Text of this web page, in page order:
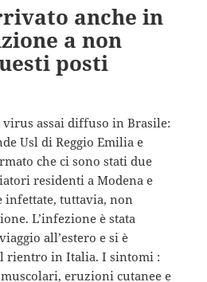
anche in
a non
posti
assai diffuso in Brasile:
Usl di Reggio Emilia e
che ci sono stati due
residenti a Modena e
infettate, tuttavia, non
L’infezione è stata
all’estero e si è
rientro in Italia. I sintomi :
eruzioni cutanee e